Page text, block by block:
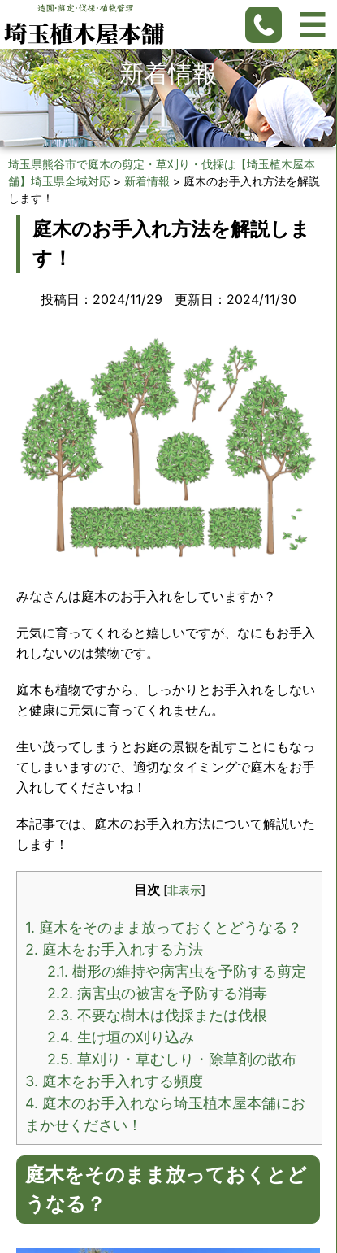
新着情報
埼玉県熊谷市で庭木の剪定・草刈り・伐採は【埼玉植木屋本
舗】埼玉県全域対応 > 新着情報 > 庭木のお手入れ方法を解説
します！
庭木のお手入れ方法を解説しま
す！
投稿日：2024/11/29 更新日：2024/11/30
みなさんは庭木のお手入れをしていますか？
元気に育ってくれると嬉しいですが、なにもお手入
れしないのは禁物です。
庭木も植物ですから、しっかりとお手入れをしない
と健康に元気に育ってくれません。
生い茂ってしまうとお庭の景観を乱すことにもなっ
てしまいますので、適切なタイミングで庭木をお手
入れしてくださいね！
本記事では、庭木のお手入れ方法について解説いた
します！
目次 [非表示]
1. 庭木をそのまま放っておくとどうなる？
2. 庭木をお手入れする方法
2.1. 樹形の維持や病害虫を予防する剪定
2.2. 病害虫の被害を予防する消毒
2.3. 不要な樹木は伐採または伐根
2.4. 生け垣の刈り込み
2.5. 草刈り・草むしり・除草剤の散布
3. 庭木をお手入れする頻度
4. 庭木のお手入れなら埼玉植木屋本舗にお
まかせください！
庭木をそのまま放っておくとど
うなる？